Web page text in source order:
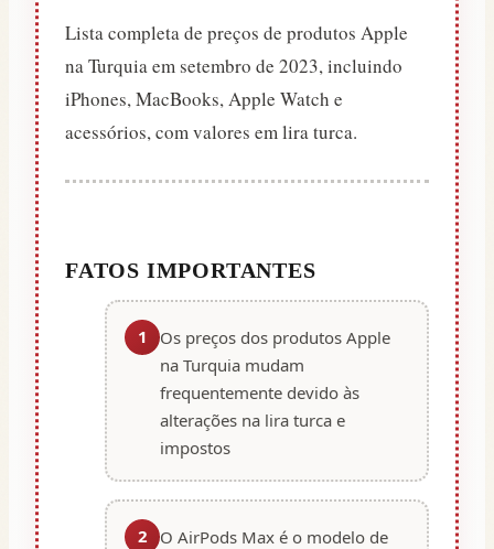
Lista completa de preços de produtos Apple
na Turquia em setembro de 2023, incluindo
iPhones, MacBooks, Apple Watch e
acessórios, com valores em lira turca.
FATOS IMPORTANTES
1
Os preços dos produtos Apple
na Turquia mudam
frequentemente devido às
alterações na lira turca e
impostos
2
O AirPods Max é o modelo de